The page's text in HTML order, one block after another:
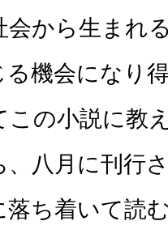
会から生まれ
機会になり
の小説に教
八月に刊行
落ち着いて読